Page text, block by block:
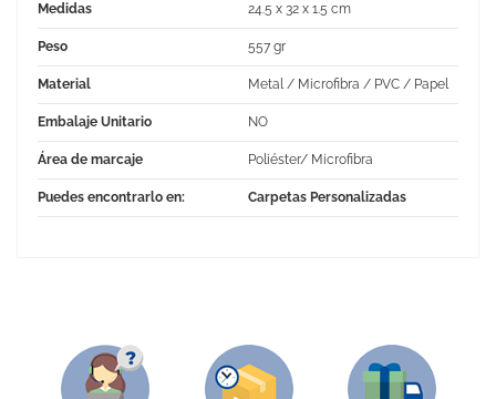
Medidas 24.5 x 32 x 1.5 cm
Peso 557 gr
Material Metal / Microfibra / PVC / Papel
Embalaje Unitario NO
Área de marcaje Poliéster/ Microfibra
Puedes encontrarlo en: Carpetas Personalizadas